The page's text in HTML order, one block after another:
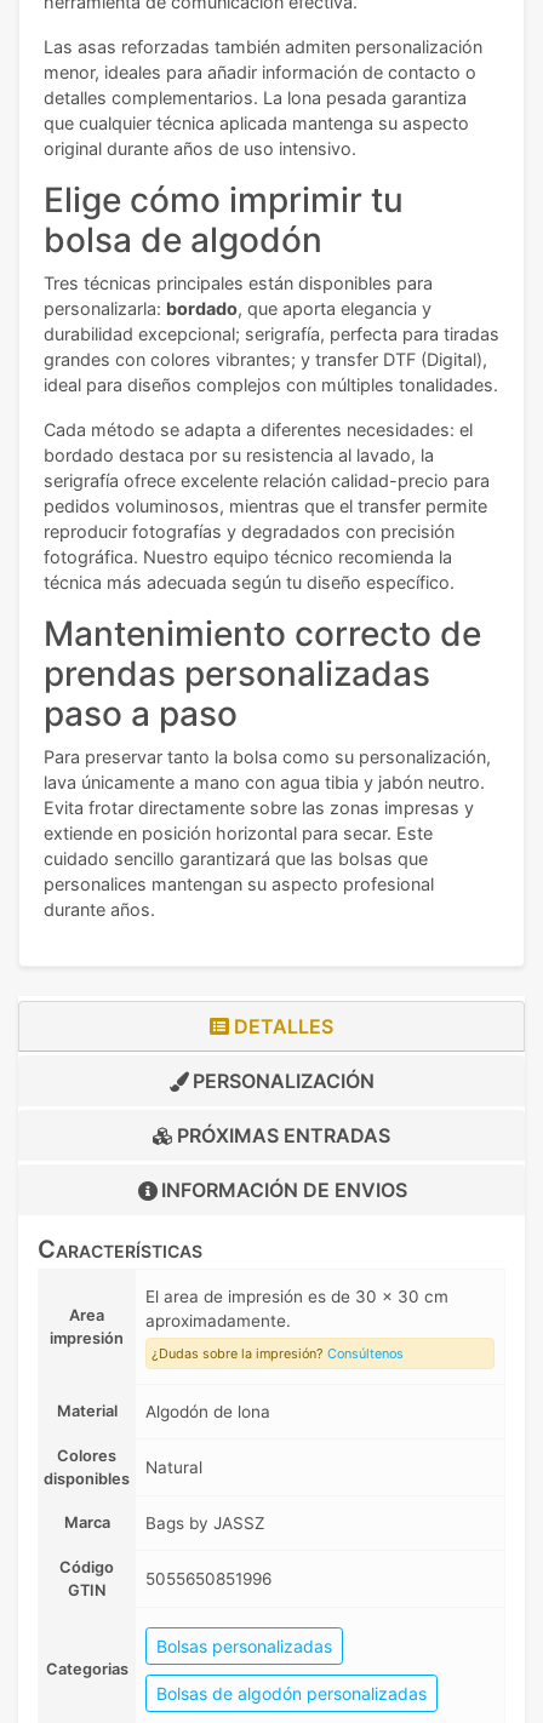
Las asas reforzadas también admiten personalización
menor, ideales para añadir información de contacto o
detalles complementarios. La lona pesada garantiza
que cualquier técnica aplicada mantenga su aspecto
original durante años de uso intensivo.
Elige cómo imprimir tu
bolsa de algodón
Tres técnicas principales están disponibles para
personalizarla: bordado, que aporta elegancia y
durabilidad excepcional; serigrafía, perfecta para tiradas
grandes con colores vibrantes; y transfer DTF (Digital),
ideal para diseños complejos con múltiples tonalidades.
Cada método se adapta a diferentes necesidades: el
bordado destaca por su resistencia al lavado, la
serigrafía ofrece excelente relación calidad-precio para
pedidos voluminosos, mientras que el transfer permite
reproducir fotografías y degradados con precisión
fotográfica. Nuestro equipo técnico recomienda la
técnica más adecuada según tu diseño específico.
Mantenimiento correcto de
prendas personalizadas
paso a paso
Para preservar tanto la bolsa como su personalización,
lava únicamente a mano con agua tibia y jabón neutro.
Evita frotar directamente sobre las zonas impresas y
extiende en posición horizontal para secar. Este
cuidado sencillo garantizará que las bolsas que
personalices mantengan su aspecto profesional
durante años.
DETALLES
PERSONALIZACIÓN
PRÓXIMAS ENTRADAS
INFORMACIÓN DE ENVIOS
Características
Area
impresión
El area de impresión es de 30 x 30 cm
aproximadamente.
¿Dudas sobre la impresión? Consúltenos
Material Algodón de lona
Colores
disponibles
Natural
Marca Bags by JASSZ
Código
GTIN
5055650851996
Categorias
Bolsas personalizadas
Bolsas de algodón personalizadas